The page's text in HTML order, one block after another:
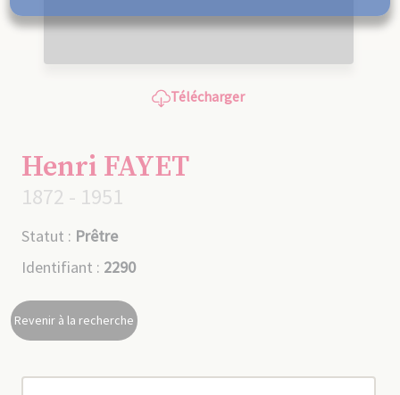
Télécharger
Henri FAYET
1872 - 1951
Statut : Prêtre
Identifiant : 2290
Revenir à la recherche